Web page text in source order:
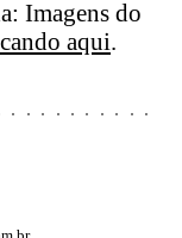
Imagens do
aqui.